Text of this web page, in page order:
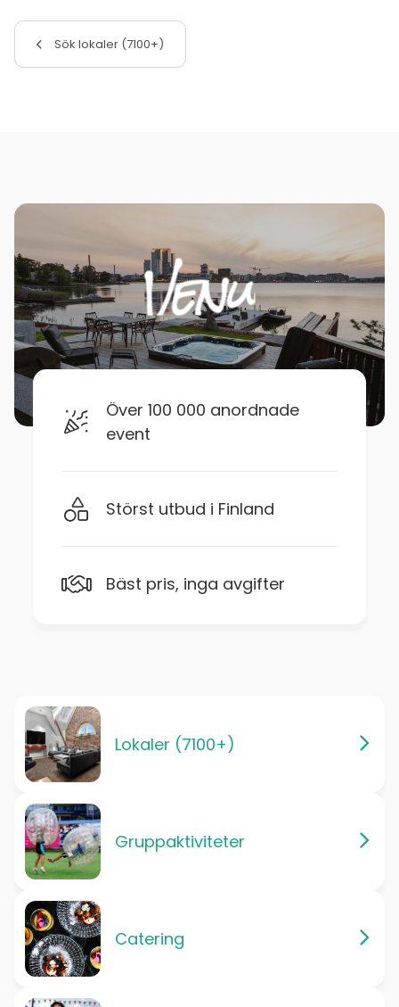
Sök lokaler (7100+)
Över 100 000 anordnade
event
Störst utbud i Finland
Bäst pris, inga avgifter
Lokaler (7100+)
Gruppaktiviteter
Catering